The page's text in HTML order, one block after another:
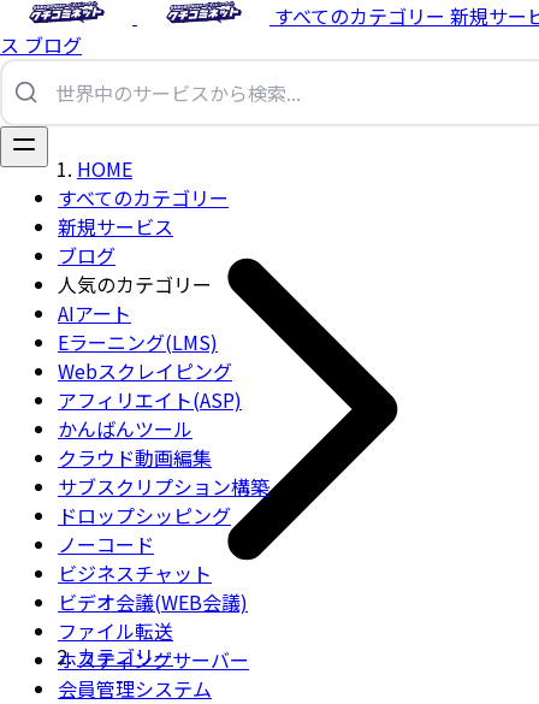
すべてのカテゴリー 新規サー
ス ブログ
すべてのカテゴリー
新規サービス
ブログ
人気のカテゴリー
AIアート
Eラーニング(LMS)
Webスクレイピング
アフィリエイト(ASP)
かんばんツール
クラウド動画編集
サブスクリプション構築
ドロップシッピング
ノーコード
ビジネスチャット
ビデオ会議(WEB会議)
ファイル転送
ホスティングサーバー
会員管理システム
HOME
カテゴリー